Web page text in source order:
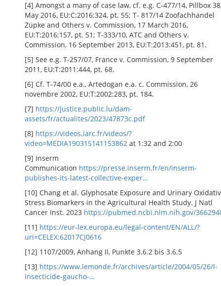
[4] Amongst a many of case law, cf. e.g. C-477/14, Pillbox
May 2016, EU:C:2016:324, pt. 55; T- 817/14 Zoofachhandel
Züpke and Others v. Commission, 17 March 2016,
EU:T:2016:157, pt. 51; T-333/10, ATC and Others v.
Commission, 16 September 2013, EU:T:2013:451, pt. 81.
[5] See e.g. T-257/07, France v. Commission, 9 September
2011, EU:T:2011:444, pt. 68.
[6] Cf. T-74/00 e.a., Artedogan e.a. c. Commission, 26
novembre 2002, EU:T:2002:283, pt. 184.
[7] https://justice.public.lu/dam-
assets/fr/actualites/2023/47873c.pdf
[8] https://videos.iarc.fr/videos/?
video=MEDIA190315141153862 at 1:32 and 2:00
[9] Inserm
Communication https://presse.inserm.fr/en/inserm-
publishes-its-latest-collective-exper…
[10] Chang et al. Glyphosate Exposure and Urinary
Stress Biomarkers in the Agricultural Health Study. J Natl
Cancer Inst. 2023 https://pubmed.ncbi.nlm.nih.gov/
[11] https://eur-lex.europa.eu/legal-content/EN/ALL/?
uri=CELEX:62017CJ0616
[12] 1107/2009, Anhang II, Punkte 3.6.2 bis 3.6.5
[13] https://www.lemonde.fr/archives/article/2004/05/26/l-
insecticide-gaucho-…